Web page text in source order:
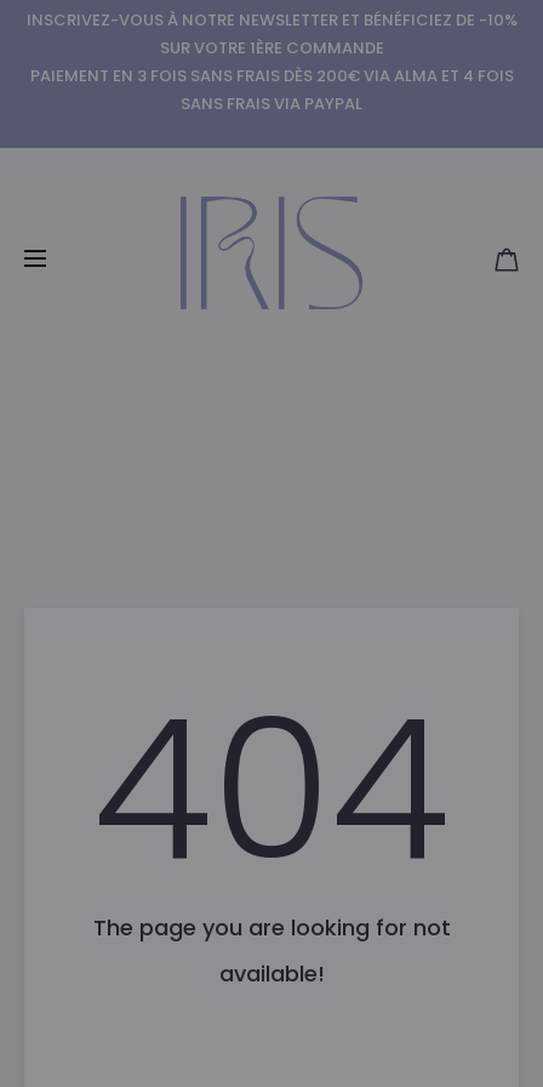
INSCRIVEZ-VOUS À NOTRE NEWSLETTER ET BÉNÉFICIEZ DE -10%
SUR VOTRE 1ÈRE COMMANDE
PAIEMENT EN 3 FOIS SANS FRAIS DÈS 200€ VIA ALMA ET 4 FOIS
SANS FRAIS VIA PAYPAL
404
The page you are looking for not
available!